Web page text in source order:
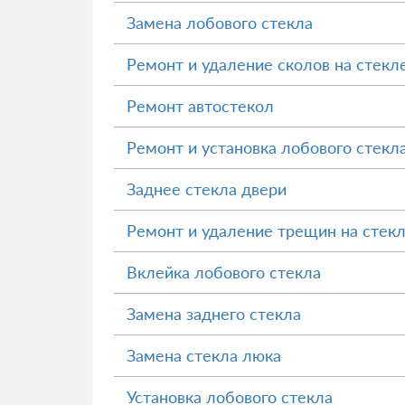
Замена лобового стекла
Ремонт и удаление сколов на
Ремонт автостекол
Ремонт и установка лобового
Заднее стекла двери
Ремонт и удаление трещин на
Вклейка лобового стекла
Замена заднего стекла
Замена стекла люка
Установка лобового стекла